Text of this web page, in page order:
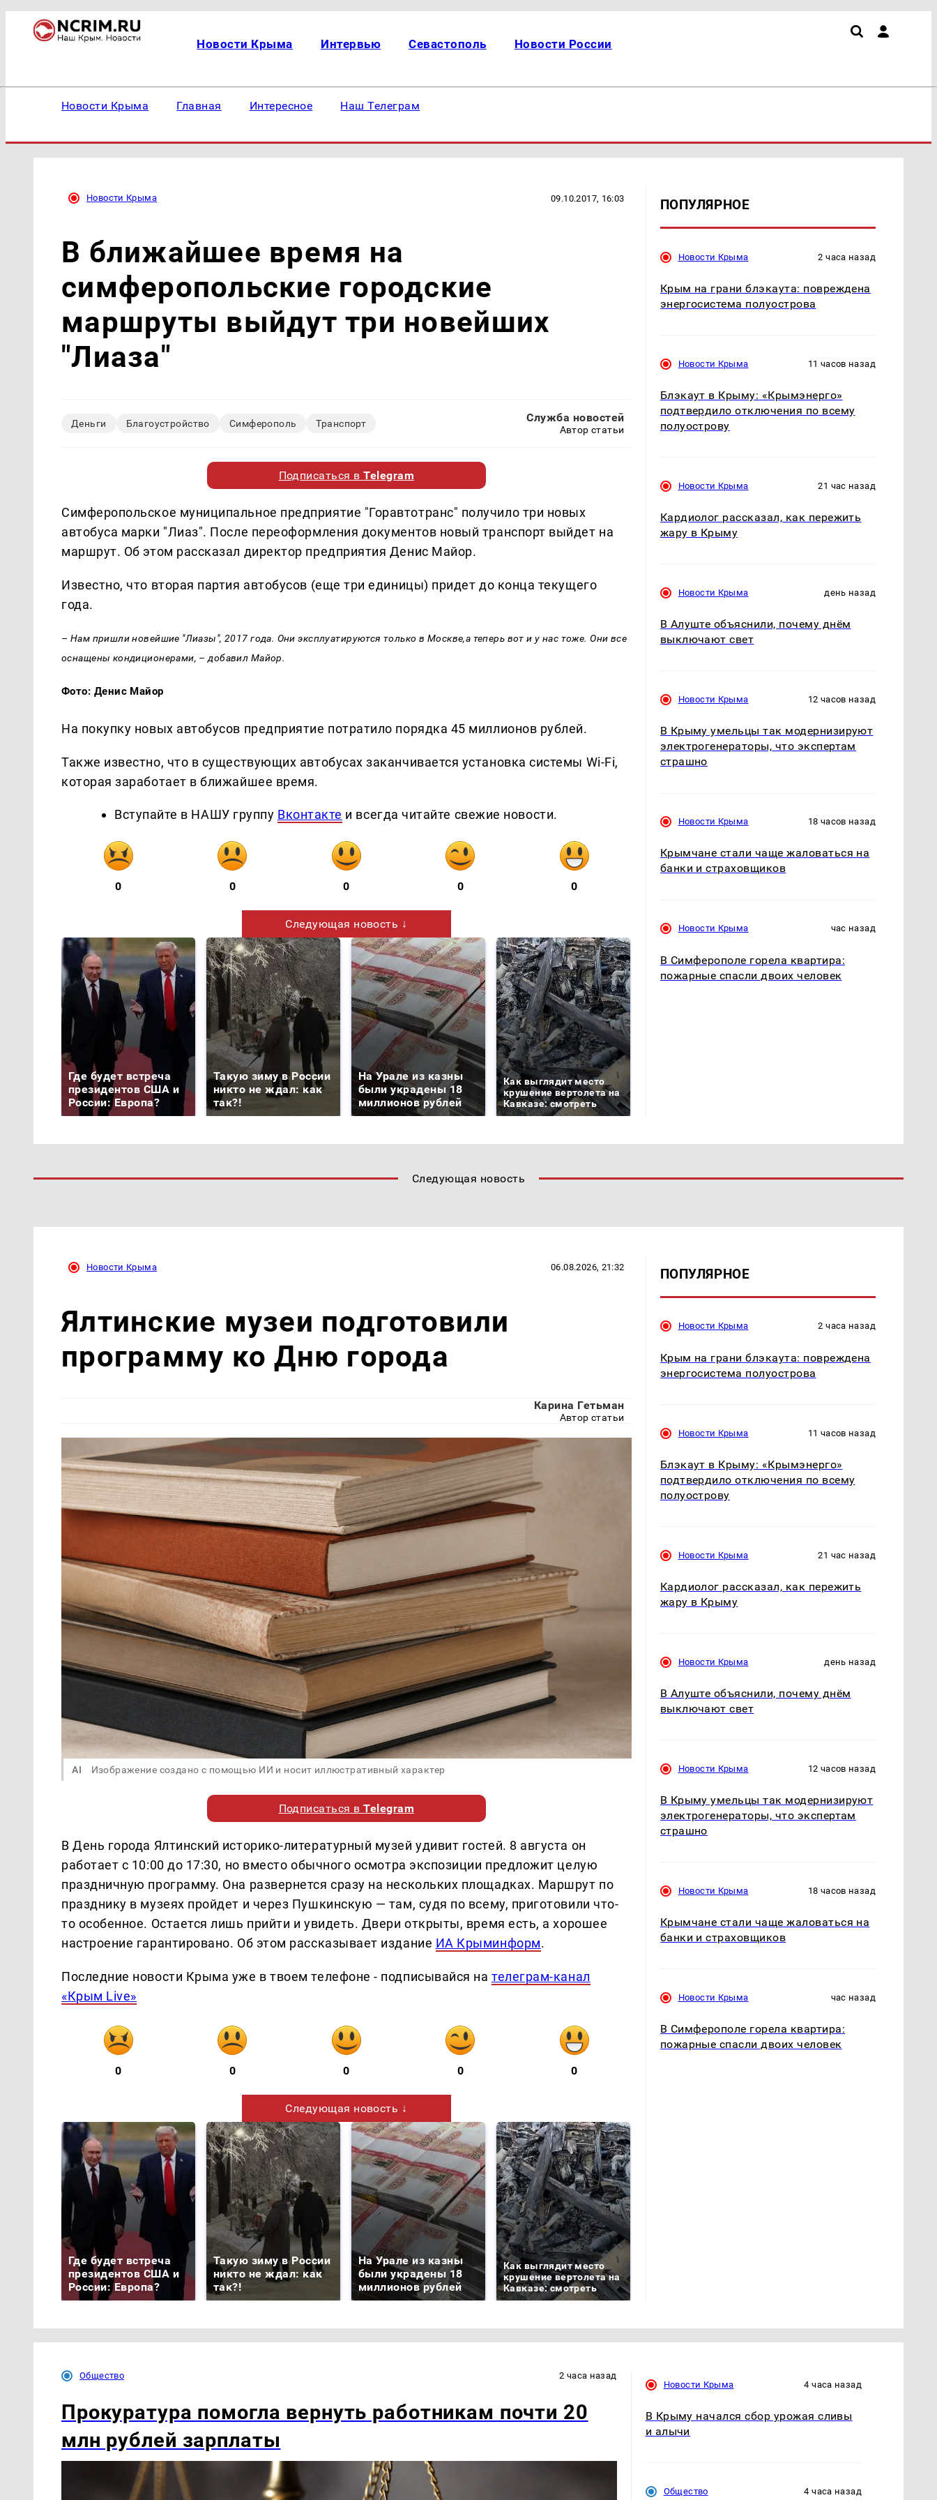
Новости Крыма Интервью Севастополь Новости России
Новости Крыма Главная Интересное Наш Телеграм
Новости Крыма 09.10.2017, 16:03
В ближайшее время на
симферопольские городские
маршруты выйдут три новейших
"Лиаза"
Деньги Благоустройство Симферополь Транспорт Служба новостей
Автор статьи
Подписаться вTelegram
Симферопольское муниципальное предприятие "Горавтотранс" получило три новых
автобуса марки "Лиаз". После переоформления документов новый транспорт выйдет на
маршрут. Об этом рассказал директор предприятия Денис Майор.
Известно, что вторая партия автобусов (еще три единицы) придет до конца текущего
года.
– Нам пришли новейшие "Лиазы", 2017 года. Они эксплуатируются только в Москве,а теперь вот и у нас тоже. Они все
оснащены кондиционерами, – добавил Майор.
Фото: Денис Майор
На покупку новых автобусов предприятие потратило порядка 45 миллионов рублей.
Также известно, что в существующих автобусах заканчивается установка системы Wi-Fi,
которая заработает в ближайшее время.
Вступайте в НАШУ группу Вконтакте и всегда читайте свежие новости.
0 0 0 0 0
Следующая новость ↓
Где будет встреча
президентов США и
России: Европа?
Такую зиму в России
никто не ждал: как
так?!
На Урале из казны
были украдены 18
миллионов рублей
Как выглядит место
крушение вертолета на
Кавказе: смотреть
ПОПУЛЯРНОЕ
Новости Крыма 2 часа назад
Крым на грани блэкаута: повреждена
энергосистема полуострова
Новости Крыма 11 часов назад
Блэкаут в Крыму: «Крымэнерго»
подтвердило отключения по всему
полуострову
Новости Крыма 21 час назад
Кардиолог рассказал, как пережить
жару в Крыму
Новости Крыма день назад
В Алуште объяснили, почему днём
выключают свет
Новости Крыма 12 часов назад
В Крыму умельцы так модернизируют
электрогенераторы, что экспертам
страшно
Новости Крыма 18 часов назад
Крымчане стали чаще жаловаться на
банки и страховщиков
Новости Крыма час назад
В Симферополе горела квартира:
пожарные спасли двоих человек
Следующая новость
Новости Крыма 06.08.2026, 21:32
Ялтинские музеи подготовили
программу ко Дню города
Карина Гетьман
Автор статьи
AI Изображение создано с помощью ИИ и носит иллюстративный характер
Подписаться вTelegram
В День города Ялтинский историко-литературный музей удивит гостей. 8 августа он
работает с 10:00 до 17:30, но вместо обычного осмотра экспозиции предложит целую
праздничную программу. Она развернется сразу на нескольких площадках. Маршрут по
празднику в музеях пройдет и через Пушкинскую — там, судя по всему, приготовили что-
то особенное. Остается лишь прийти и увидеть. Двери открыты, время есть, а хорошее
настроение гарантировано. Об этом рассказывает издание ИА Крыминформ.
Последние новости Крыма уже в твоем телефоне - подписывайся нателеграм-канал
«Крым Live»
0 0 0 0 0
Следующая новость ↓
Где будет встреча
президентов США и
России: Европа?
Такую зиму в России
никто не ждал: как
так?!
На Урале из казны
были украдены 18
миллионов рублей
Как выглядит место
крушение вертолета на
Кавказе: смотреть
ПОПУЛЯРНОЕ
Новости Крыма 2 часа назад
Крым на грани блэкаута: повреждена
энергосистема полуострова
Новости Крыма 11 часов назад
Блэкаут в Крыму: «Крымэнерго»
подтвердило отключения по всему
полуострову
Новости Крыма 21 час назад
Кардиолог рассказал, как пережить
жару в Крыму
Новости Крыма день назад
В Алуште объяснили, почему днём
выключают свет
Новости Крыма 12 часов назад
В Крыму умельцы так модернизируют
электрогенераторы, что экспертам
страшно
Новости Крыма 18 часов назад
Крымчане стали чаще жаловаться на
банки и страховщиков
Новости Крыма час назад
В Симферополе горела квартира:
пожарные спасли двоих человек
Общество 2 часа назад
Прокуратура помогла вернуть работникам почти 20
млн рублей зарплаты
Новости Крыма 4 часа назад
В Крыму начался сбор урожая сливы
и алычи
Общество 4 часа назад